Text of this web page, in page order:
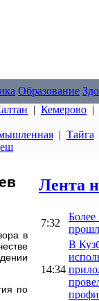
Образование
| Кемерово |
| Тайга
в
по
Лента
7:32
Более
14:34
В